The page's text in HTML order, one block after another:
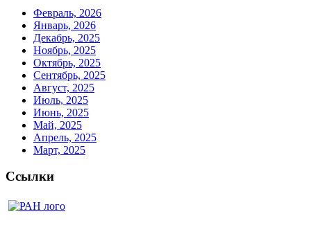
Февраль, 2026
Январь, 2026
Декабрь, 2025
Ноябрь, 2025
Октябрь, 2025
Сентябрь, 2025
Август, 2025
Июль, 2025
Июнь, 2025
Май, 2025
Апрель, 2025
Март, 2025
Ссылки